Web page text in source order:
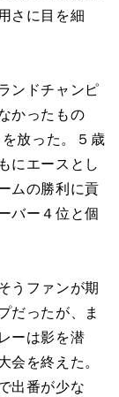
さに目を細
ンドチャンピ
かったもの
放った。５歳
にエースとし
ムの勝利に貢
バー４位と個
うファンが期
だったが、ま
ーは影を潜
会を終えた。
出番が少な